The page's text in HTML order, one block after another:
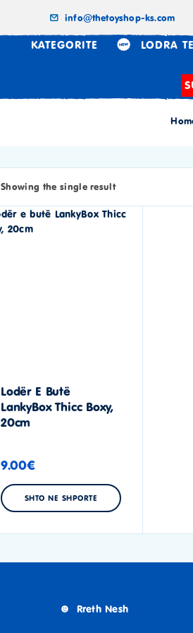
info@thetoyshop-ks.com
KATEGORITE LODRA
Showing the single result
Lodër E Butë
LankyBox Thicc Boxy,
20cm
9.00€
SHTO NE SHPORTE
Rreth Nesh